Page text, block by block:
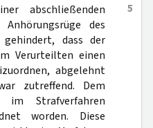
5
abschließenden
des
dass der
Verurteilten einen
abgelehnt
zutreffend. Dem
Strafverfahren
worden. Diese